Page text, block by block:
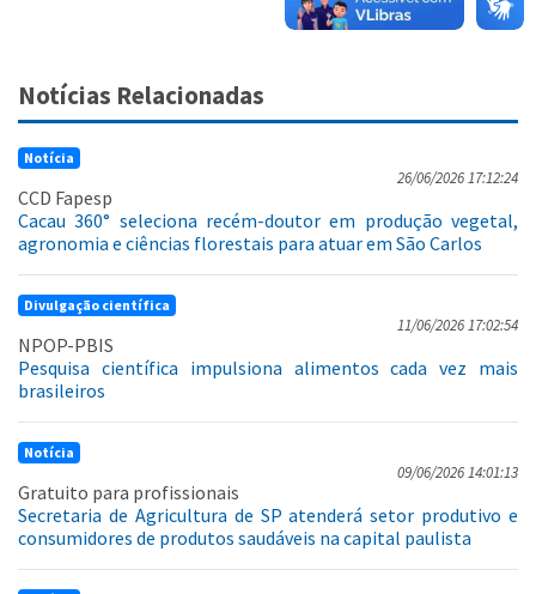
Notícias Relacionadas
Notícia
26/06/2026 17:12:24
CCD Fapesp
Cacau 360° seleciona recém-doutor em produção vegetal,
agronomia e ciências florestais para atuar em São Carlos
Divulgação científica
11/06/2026 17:02:54
NPOP-PBIS
Pesquisa científica impulsiona alimentos cada vez mais
brasileiros
Notícia
09/06/2026 14:01:13
Gratuito para profissionais
Secretaria de Agricultura de SP atenderá setor produtivo e
consumidores de produtos saudáveis na capital paulista